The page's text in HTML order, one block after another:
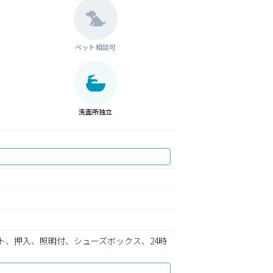
ペット相談可
洗面所独立
押入、照明付、シューズボックス、24時